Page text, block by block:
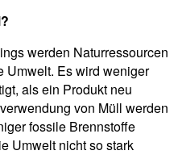
werden Naturressourcen
Umwelt. Es wird weniger
als ein Produkt neu
von Müll werden
fossile Brennstoffe
Umwelt nicht so stark